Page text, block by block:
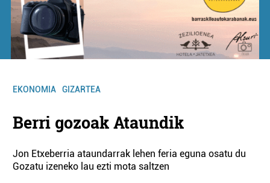
EKONOMIA GIZARTEA
Berri gozoak Ataundik
Jon Etxeberria ataundarrak lehen feria eguna osatu du
Gozatu izeneko lau ezti mota saltzen